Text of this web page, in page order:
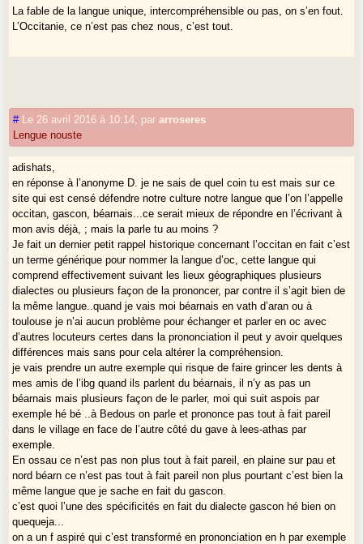
La fable de la langue unique, intercompréhensible ou pas, on s’en fout.
L’Occitanie, ce n’est pas chez nous, c’est tout.
# Le 26 avril 2016 à 10:14 pararroseres
Lengue nouste
adishats,
en réponse à l’anonyme D. je ne sais de quel coin tu est mais sur ce
site qui est censé défendre notre culture notre langue que l’on l’appelle
occitan, gascon, béarnais...ce serait mieux de répondre en l’écrivant à
mon avis déjà, ; mais la parle tu au moins ?
Je fait un dernier petit rappel historique concernant l’occitan en fait c’est
un terme générique pour nommer la langue d’oc, cette langue qui
comprend effectivement suivant les lieux géographiques plusieurs
dialectes ou plusieurs façon de la prononcer, par contre il s’agit bien de
la même langue..quand je vais moi béarnais en vath d’aran ou à
toulouse je n’ai aucun problème pour échanger et parler en oc avec
d’autres locuteurs certes dans la prononciation il peut y avoir quelques
différences mais sans pour cela altérer la compréhension.
je vais prendre un autre exemple qui risque de faire grincer les dents à
mes amis de l’ibg quand ils parlent du béarnais, il n’y as pas un
béarnais mais plusieurs façon de le parler, moi qui suit aspois par
exemple hé bé ..à Bedous on parle et prononce pas tout à fait pareil
dans le village en face de l’autre côté du gave à lees-athas par
exemple.
En ossau ce n’est pas non plus tout à fait pareil, en plaine sur pau et
nord béarn ce n’est pas tout à fait pareil non plus pourtant c’est bien la
même langue que je sache en fait du gascon.
c’est quoi l’une des spécificités en fait du dialecte gascon hé bien on
quequeja...
on a un f aspiré qui c’est transformé en prononciation en h par exemple